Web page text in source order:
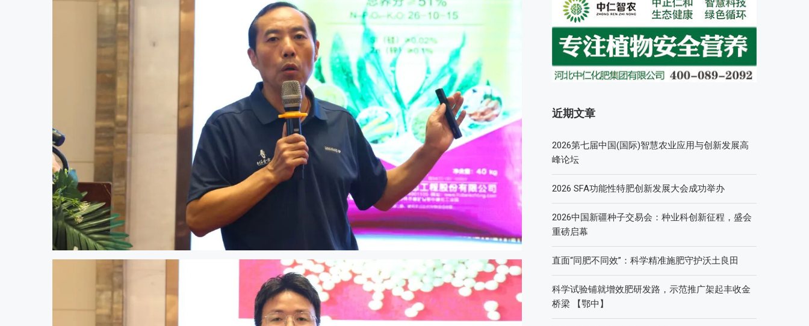
近期文章
2026第七届中国(国际)智慧农业应用与创新发展高
峰论坛
2026 SFA功能性特肥创新发展大会成功举办
2026中国新疆种子交易会：种业科创新征程，盛会
重磅启幕
直面“同肥不同效”：科学精准施肥守护沃土良田
科学试验铺就增效肥研发路，示范推广架起丰收金
桥梁 【鄂中】